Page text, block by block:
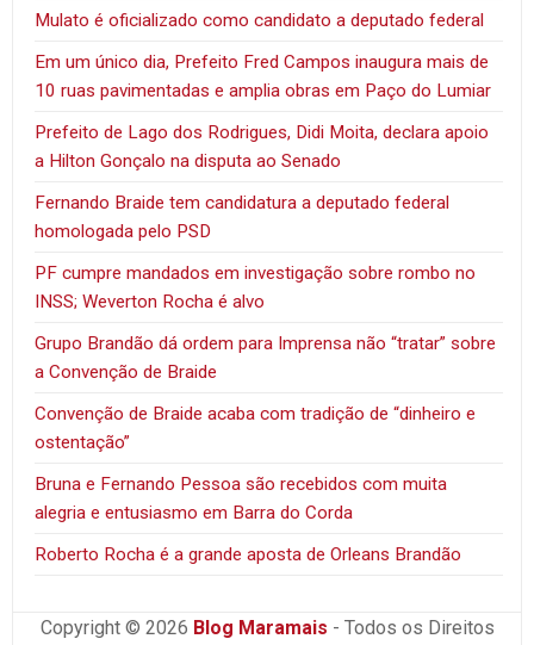
Mulato é oficializado como candidato a deputado federal
Em um único dia, Prefeito Fred Campos inaugura mais de
10 ruas pavimentadas e amplia obras em Paço do Lumiar
Prefeito de Lago dos Rodrigues, Didi Moita, declara apoio
a Hilton Gonçalo na disputa ao Senado
Fernando Braide tem candidatura a deputado federal
homologada pelo PSD
PF cumpre mandados em investigação sobre rombo no
INSS; Weverton Rocha é alvo
Grupo Brandão dá ordem para Imprensa não “tratar” sobre
a Convenção de Braide
Convenção de Braide acaba com tradição de “dinheiro e
ostentação”
Bruna e Fernando Pessoa são recebidos com muita
alegria e entusiasmo em Barra do Corda
Roberto Rocha é a grande aposta de Orleans Brandão
Copyright © 2026 Blog Maramais - Todos os Direitos